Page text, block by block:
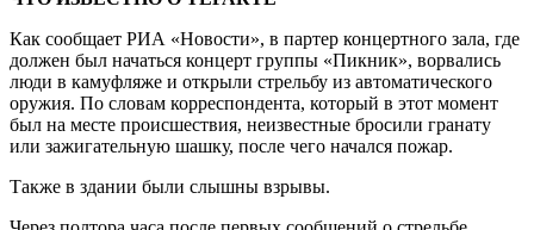
Как сообщает РИА «Новости», в партер концертного зала, где
должен был начаться концерт группы «Пикник», ворвались
люди в камуфляже и открыли стрельбу из автоматического
оружия. По словам корреспондента, который в этот момент
был на месте происшествия, неизвестные бросили гранату
или зажигательную шашку, после чего начался пожар.
Также в здании были слышны взрывы.